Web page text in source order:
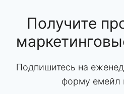
Получите
Подпишитесь на
форму емейл